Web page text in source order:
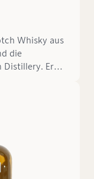
Whisky aus
die
Distillery. Er
ließ. Aber was